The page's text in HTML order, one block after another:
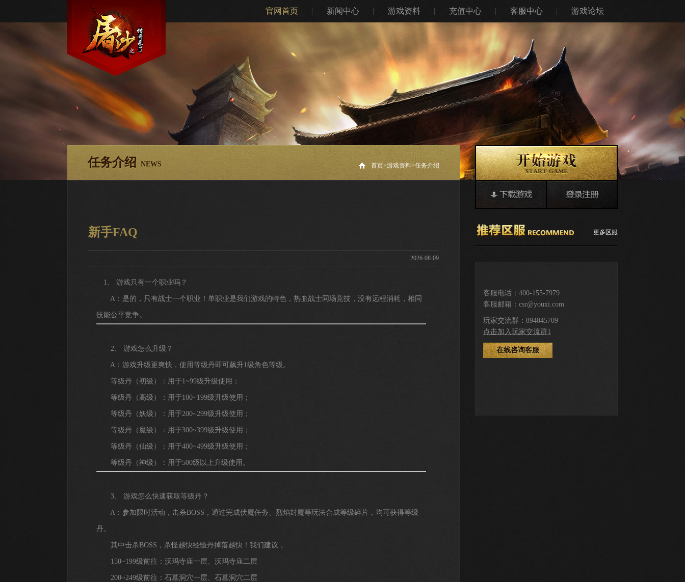
官网首页 新闻中心 游戏资料 充值中心 客服中心 游戏论坛
任务介绍 NEWS 首页>游戏资料>任务介绍
新手FAQ
2026-08-09
1、 游戏只有一个职业吗？
A：是的，只有战士一个职业！单职业是我们游戏的特色，热血战士同场竞技，没有远程消耗，相同
技能公平竞争。
2、 游戏怎么升级？
A：游戏升级更爽快，使用等级丹即可飙升1级角色等级。
等级丹（初级）：用于1~99级升级使用；
等级丹（高级）：用于100~199级升级使用；
等级丹（妖级）：用于200~299级升级使用；
等级丹（魔级）：用于300~399级升级使用；
等级丹（仙级）：用于400~499级升级使用；
等级丹（神级）：用于500级以上升级使用。
3、 游戏怎么快速获取等级丹？
A：参加限时活动，击杀BOSS，通过完成伏魔任务、烈焰封魔等玩法合成等级碎片，均可获得等级
丹。
其中击杀BOSS，杀怪越快经验丹掉落越快！我们建议，
150~199级前往：沃玛寺庙一层、沃玛寺庙二层
200~249级前往：石墓洞穴一层、石墓洞穴二层
下载游戏 登录注册
更多区服
客服电话：400-155-7979
客服邮箱：csr@youxi.com
玩家交流群：894045709
点击加入玩家交流群1
在线咨询客服